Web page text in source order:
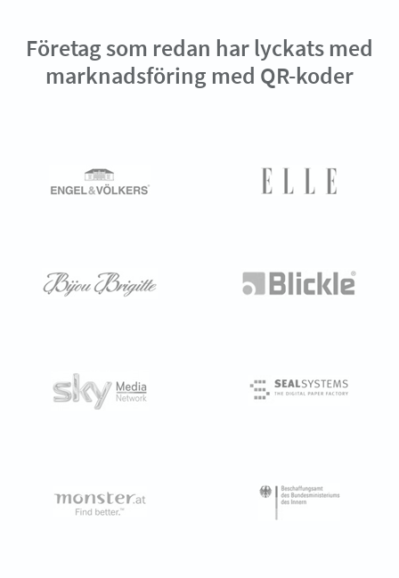
Företag som redan har lyckats med
marknadsföring med QR-koder